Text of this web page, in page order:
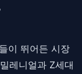
이 뛰어든 시장
레니얼과 Z세대